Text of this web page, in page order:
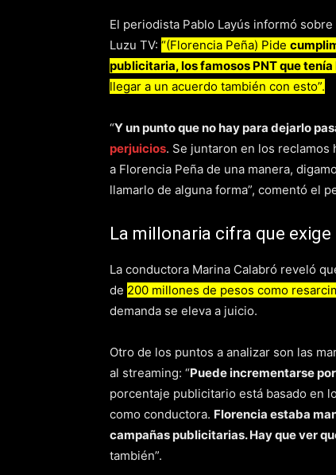
El periodista Pablo Layús informó
Luzu TV: “(Florencia Peña) Pide
publicitaria, los famosos PNT que
llegar a un acuerdo también con esto”.
“Y un punto que no hay para dejarlo
perjuicios. Se juntaron en los reclamos
a Florencia Peña de una manera,
llamarlo de alguna forma”, comentó el
La millonaria cifra que
La conductora Marina Calabró reveló
de 200 millones de pesos como
demanda se eleva a juicio.
Otro de los puntos a analizar son las
al streaming: “Puede incrementarse
porcentaje publicitario está basado en
como conductora. Florencia estaba
campañas publicitarias. Hay que ver
también”.